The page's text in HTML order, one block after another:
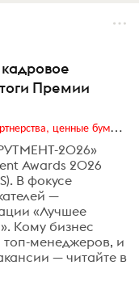
Премии
Бизнес (тендеры, слияния, поглощения, партнерства, ценные бумаги, акционеры, финансы и отчетность)
2026»
Awards 2026
В фокусе
—
«Лучшее
Кому бизнес
топ-менеджеров, и
— читайте в